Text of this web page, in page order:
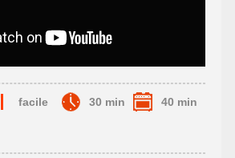
facile 30 min 40 min